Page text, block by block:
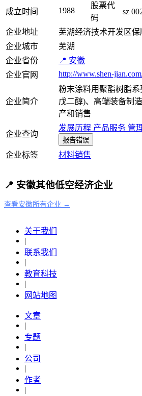
成立时间 1988
股票代
码
sz
企业地址
芜湖经济技术开发区保
企业城市
芜湖
企业省份
📍 安徽
企业官网
http://www.shen-
企业简介
粉末涂料用聚酯树脂
戊二醇)、高端装备制
产和销售
企业查询
发展历程 产品服务 管
报告错误
企业标签 材料销售
📍 安徽其他低空经济企业
查看安徽所有企业 →
关于我们
|
联系我们
|
教育科技
|
网站地图
文章
|
专题
|
公司
|
作者
|